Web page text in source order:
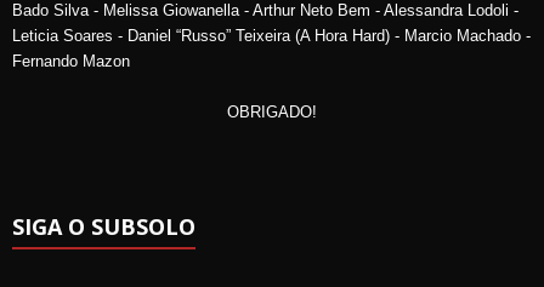
Bado Silva - Melissa Giowanella - Arthur Neto Bem - Alessandra Lodoli -
Leticia Soares - Daniel “Russo” Teixeira (A Hora Hard) - Marcio Machado -
Fernando Mazon
OBRIGADO!
SIGA O SUBSOLO